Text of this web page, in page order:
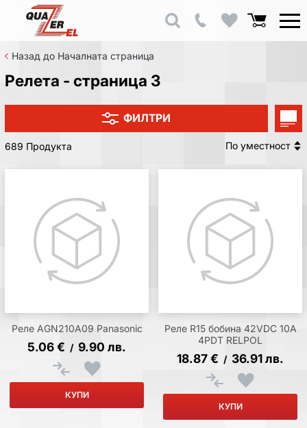
Назад до Началната страница
Релета - страница 3
ФИЛТРИ
689 Продукта По уместност
Реле AGN210A09 Panasonic
5.06€ / 9.90 лв.
КУПИ
Реле R15 бобина 42VDC 10A
4PDT RELPOL
18.87€ / 36.91лв.
КУПИ